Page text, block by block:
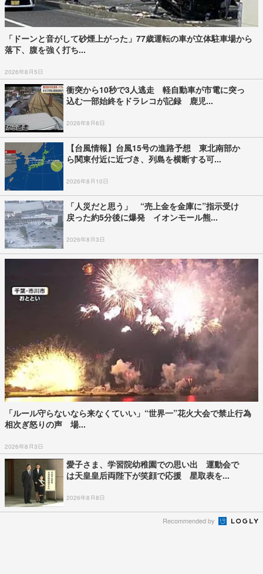
相次ぎ怒りの声 場...
2026年8月3日
は天皇皇后両陛下が笑顔で応援 星取表を...
2026年8月8日
アクセスランキング
最新
【台風情報】台風15号 予想進路 福島から関
東に上陸か 東北や茨城…
【台風情報】台風15号の進路予想と影響 あす
11日午後には関東甲信地…
【物議】子どもの“破壊行為”相次ぎレトロミュ
ージアム閉館 館長は…
【海難事故】「波が強く戻れないのかと…」中
1姉(13)と小3弟(8)が死亡…
5歳で両足切断、差別や困難を乗り越え挑戦続
けた人生 「人生は捨てた…
【台風情報】トリプル台風が日本近海に…台風
天皇皇后両陛下が熊本県に見舞金 宮内庁を通
じて贈られる
【台風情報】台風15号の進路予想 東北南部か
ら関東付近に近づき、列…